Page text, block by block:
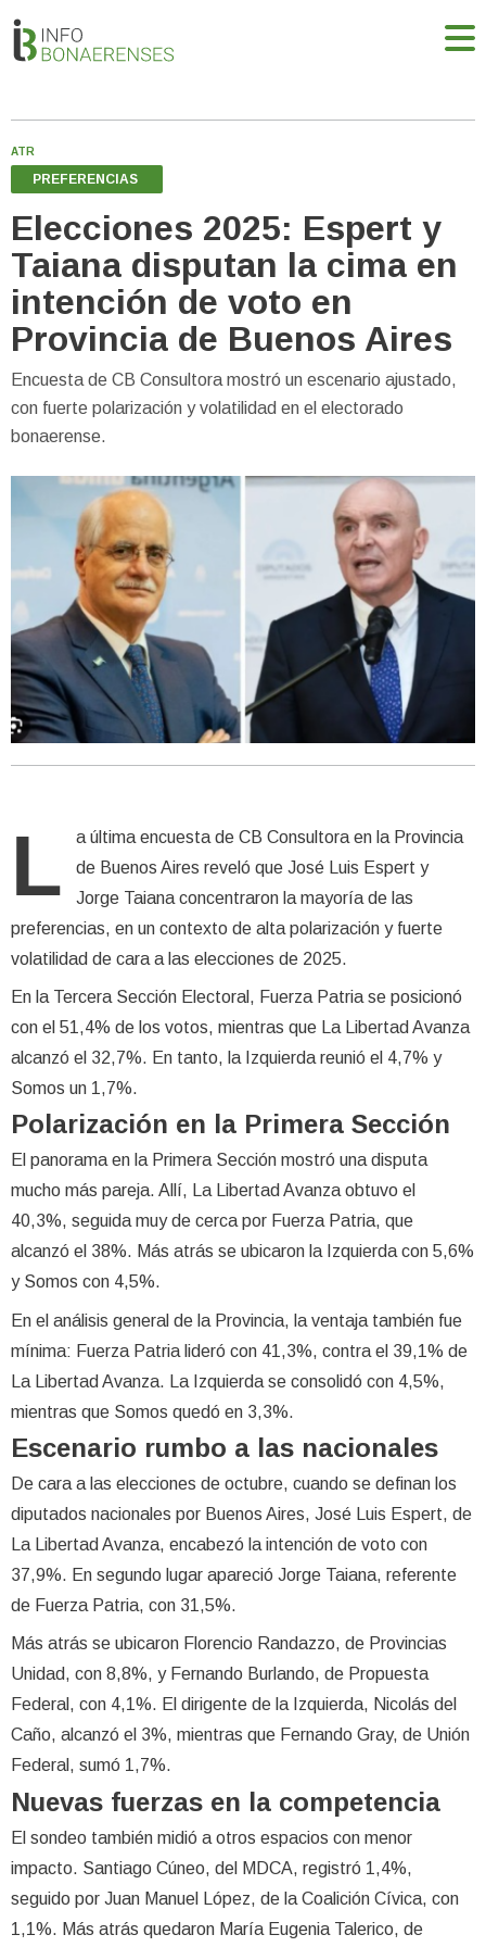
ATR
PREFERENCIAS
Elecciones 2025: Espert y
Taiana disputan la cima en
intención de voto en
Provincia de Buenos Aires
Encuesta de CB Consultora mostró un escenario ajustado,
con fuerte polarización y volatilidad en el electorado
bonaerense.
L
a última encuesta de CB Consultora en la Provincia
de Buenos Aires reveló que José Luis Espert y
Jorge Taiana concentraron la mayoría de las
preferencias, en un contexto de alta polarización y fuerte
volatilidad de cara a las elecciones de 2025.
En la Tercera Sección Electoral, Fuerza Patria se posicionó
con el 51,4% de los votos, mientras que La Libertad Avanza
alcanzó el 32,7%. En tanto, la Izquierda reunió el 4,7% y
Somos un 1,7%.
Polarización en la Primera Sección
El panorama en la Primera Sección mostró una disputa
mucho más pareja. Allí, La Libertad Avanza obtuvo el
40,3%, seguida muy de cerca por Fuerza Patria, que
alcanzó el 38%. Más atrás se ubicaron la Izquierda con 5,6%
y Somos con 4,5%.
En el análisis general de la Provincia, la ventaja también fue
mínima: Fuerza Patria lideró con 41,3%, contra el 39,1% de
La Libertad Avanza. La Izquierda se consolidó con 4,5%,
mientras que Somos quedó en 3,3%.
Escenario rumbo a las nacionales
De cara a las elecciones de octubre, cuando se definan los
diputados nacionales por Buenos Aires, José Luis Espert, de
La Libertad Avanza, encabezó la intención de voto con
37,9%. En segundo lugar apareció Jorge Taiana, referente
de Fuerza Patria, con 31,5%.
Más atrás se ubicaron Florencio Randazzo, de Provincias
Unidad, con 8,8%, y Fernando Burlando, de Propuesta
Federal, con 4,1%. El dirigente de la Izquierda, Nicolás del
Caño, alcanzó el 3%, mientras que Fernando Gray, de Unión
Federal, sumó 1,7%.
Nuevas fuerzas en la competencia
El sondeo también midió a otros espacios con menor
impacto. Santiago Cúneo, del MDCA, registró 1,4%,
seguido por Juan Manuel López, de la Coalición Cívica, con
1,1%. Más atrás quedaron María Eugenia Talerico, de